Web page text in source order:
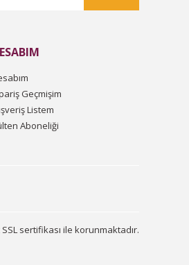
Geçmişim
Listem
Aboneliği
sertifikası ile korunmaktadır.